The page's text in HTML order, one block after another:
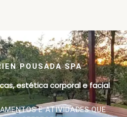
POUSADA SPA
estética corporal e facial
E ATIVIDADES QUE